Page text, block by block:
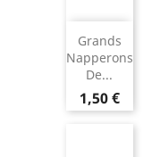
Grands
Napperons
De...
1,50 €